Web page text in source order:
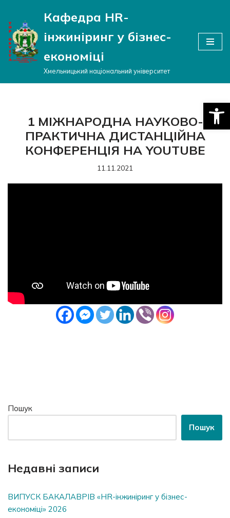
Перейти
до
вмісту
Кафедра HR-
інжиніринг у бізнес-
економіці
Хмельницький національний університет
1 МІЖНАРОДНА НАУКОВО-
ПРАКТИЧНА ДИСТАНЦІЙНА
КОНФЕРЕНЦІЯ НА YOUTUBE
11.11.2021
Пошук
Пошук
Недавні записи
ВИПУСК БАКАЛАВРІВ «HR-інжиніринг у бізнес-
економіці» 2026